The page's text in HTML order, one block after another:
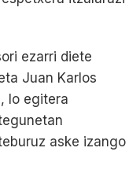
ezarri diete
Juan Karlos
lo egitera
aske izango